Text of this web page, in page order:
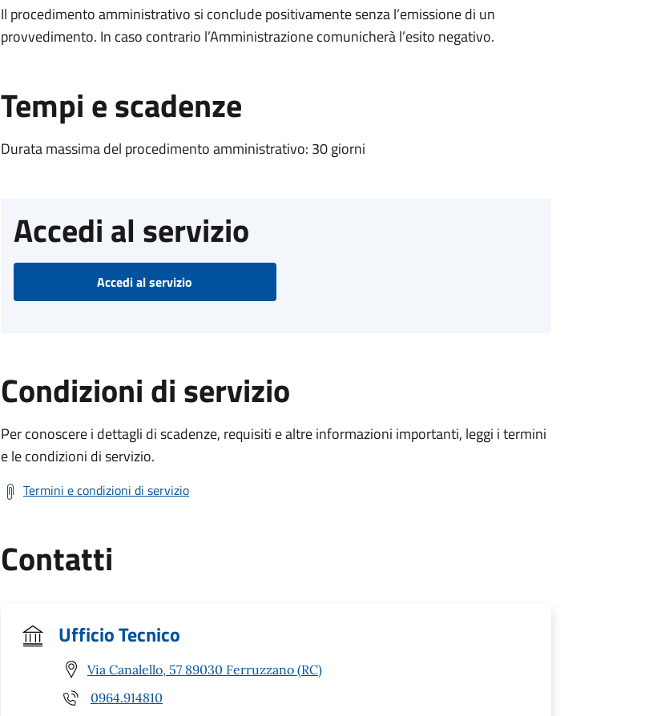
Il procedimento amministrativo si conclude positivamente senza l’emissione di un
provvedimento. In caso contrario l’Amministrazione comunicherà l’esito negativo.
Tempi e scadenze
Durata massima del procedimento amministrativo: 30 giorni
Accedi al servizio
Accedi al servizio
Condizioni di servizio
Per conoscere i dettagli di scadenze, requisiti e altre informazioni importanti, leggi i termini
e le condizioni di servizio.
Termini e condizioni di servizio
Contatti
Ufficio Tecnico
Via Canalello, 57 89030 Ferruzzano (RC)
0964.914810